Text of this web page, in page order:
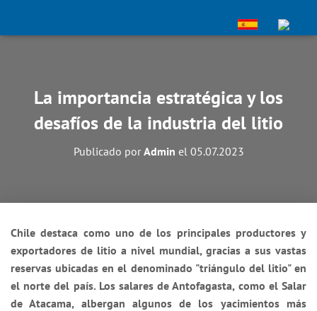
La importancia estratégica y los
desafíos de la industria del litio
Publicado por Admin el 05.07.2023
Chile destaca como uno de los principales productores y
exportadores de litio a nivel mundial, gracias a sus vastas
reservas ubicadas en el denominado "triángulo del litio" en
el norte del país. Los salares de Antofagasta, como el Salar
de Atacama, albergan algunos de los yacimientos más